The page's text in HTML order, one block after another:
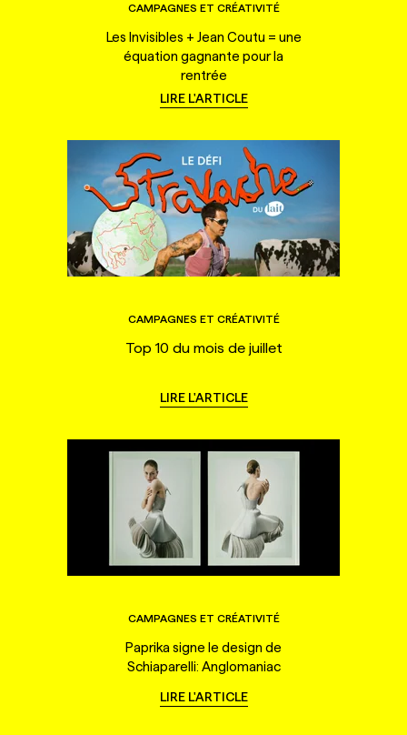
CAMPAGNES ET CRÉATIVITÉ
Les Invisibles + Jean Coutu = une
équation gagnante pour la
rentrée
LIRE L'ARTICLE
CAMPAGNES ET CRÉATIVITÉ
Top 10 du mois de juillet
LIRE L'ARTICLE
CAMPAGNES ET CRÉATIVITÉ
Paprika signe le design de
Schiaparelli: Anglomaniac
LIRE L'ARTICLE